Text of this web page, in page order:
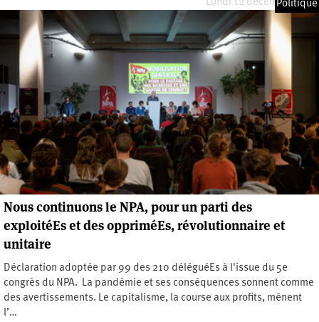
Lundi 12 décembre 2022
Politique
Nous continuons le NPA, pour un parti des
exploitéEs et des oppriméEs, révolutionnaire et
unitaire
Déclaration adoptée par 99 des 210 déléguéEs à l'issue du 5e
congrès du NPA. La pandémie et ses conséquences sonnent comme
des avertissements. Le capitalisme, la course aux profits, mènent
l’…